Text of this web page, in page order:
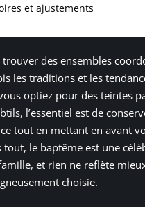
et ajustements
trouver des ensembles
les traditions et les
optiez pour des teintes
l’essentiel est de
tout en mettant en avant
tout, le baptême est une
et rien ne reflète
choisie.